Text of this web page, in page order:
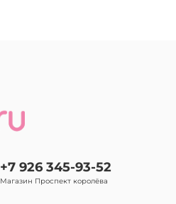
+7 926 345-93-52
Магазин Проспект королёва